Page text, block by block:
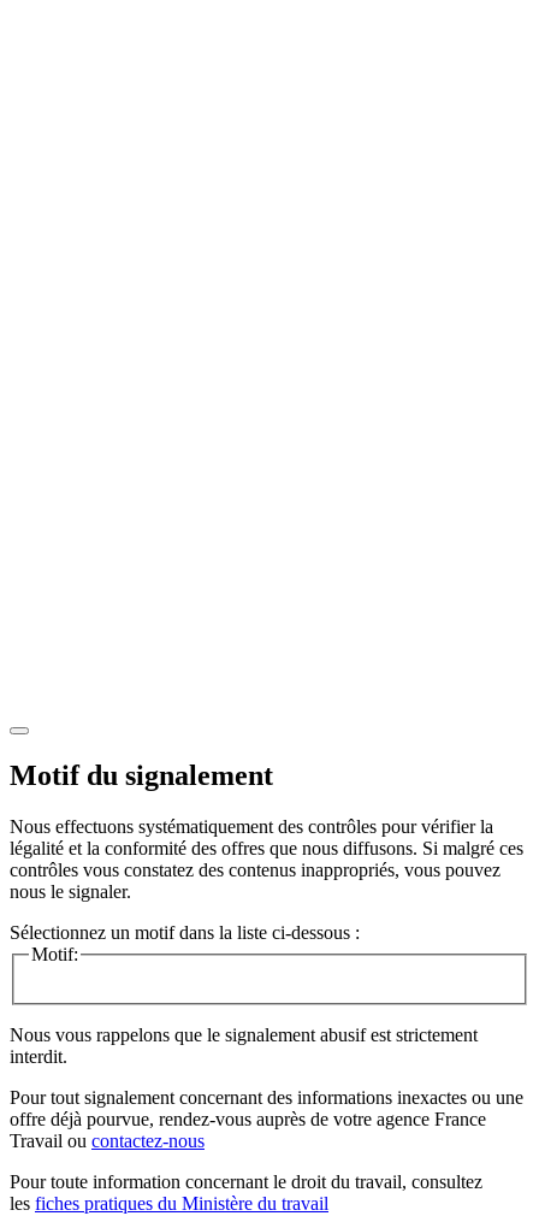
Motif du signalement
Nous effectuons systématiquement des contrôles pour vérifier la
légalité et la conformité des offres que nous diffusons. Si malgré ces
contrôles vous constatez des contenus inappropriés, vous pouvez
nous le signaler.
Sélectionnez un motif dans la liste ci-dessous :
Motif:
Nous vous rappelons que le signalement abusif est strictement
interdit.
Pour tout signalement concernant des informations inexactes ou une
offre déjà pourvue, rendez-vous auprès de votre agence France
Travail ou contactez-nous
Pour toute information concernant le droit du travail, consultez
les fiches pratiques du Ministère du travail